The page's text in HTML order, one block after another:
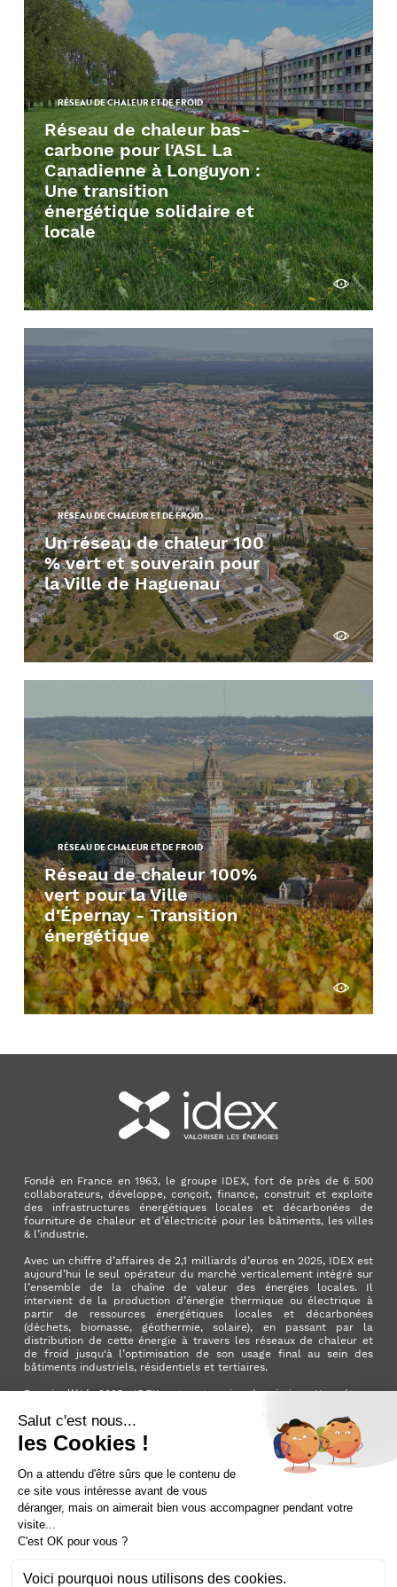
RÉSEAU DE CHALEUR ET DE FROID
Réseau de chaleur bas-
carbone pour l'ASL La
Canadienne à Longuyon :
Une transition
énergétique solidaire et
locale
Découvrir
RÉSEAU DE CHALEUR ET DE FROID
Un réseau de chaleur 100
% vert et souverain pour
la Ville de Haguenau
Découvrir
RÉSEAU DE CHALEUR ET DE FROID
Réseau de chaleur 100%
vert pour la Ville
d'Épernay - Transition
énergétique
Découvrir
Fondé en France en 1963, le groupe IDEX, fort de près de 6 500
collaborateurs, développe, conçoit, finance, construit et exploite
des infrastructures énergétiques locales et décarbonées de
fourniture de chaleur et d’électricité pour les bâtiments, les villes
& l’industrie.
Avec un chiffre d’affaires de 2,1 milliards d’euros en 2025, IDEX est
aujourd’hui le seul opérateur du marché verticalement intégré sur
l’ensemble de la chaîne de valeur des énergies locales. Il
intervient de la production d’énergie thermique ou électrique à
partir de ressources énergétiques locales et décarbonées
(déchets, biomasse, géothermie, solaire), en passant par la
distribution de cette énergie à travers les réseaux de chaleur et
de froid jusqu'à l’optimisation de son usage final au sein des
bâtiments industriels, résidentiels et tertiaires.
Depuis l’été 2025, IDEX est entreprise à mission. Une étape
positif pour la planète et pour la société.
FacebookInstagramYouTube